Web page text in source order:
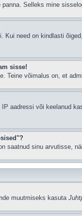
Selleks mine
Kui need on kindlasti
sisse!
Teine võimalus on, et
aadressi või keelanud
saatnud sinu arvutisse,
muutmiseks kasuta